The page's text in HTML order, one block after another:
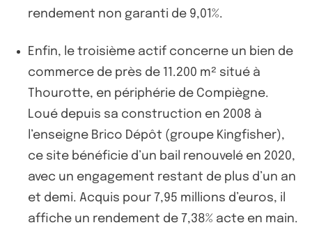
rendement non garanti de 9,01%.
Enfin, le troisième actif concerne un bien de
commerce de près de 11.200 m² situé à
Thourotte, en périphérie de Compiègne.
Loué depuis sa construction en 2008 à
l’enseigne Brico Dépôt (groupe Kingfisher),
ce site bénéficie d’un bail renouvelé en 2020,
avec un engagement restant de plus d’un an
et demi. Acquis pour 7,95 millions d’euros, il
affiche un rendement de 7,38% acte en main.